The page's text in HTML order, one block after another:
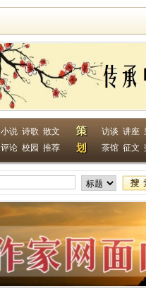
小说 诗歌 散文
评论 校园 推荐
访谈 讲座
茶馆 征文